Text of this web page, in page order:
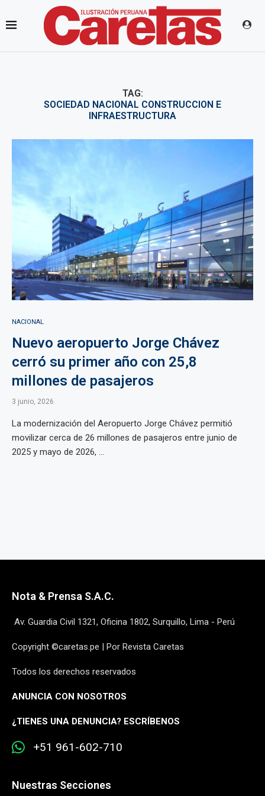
TAG:
SOCIEDAD NACIONAL CONSTRUCCION E
INFRAESTRUCTURA
NACIONAL
Nuevo aeropuerto Jorge Chávez
cerró su primer año con 25,8
millones de pasajeros
3 junio, 2026
La modernización del Aeropuerto Jorge Chávez permitió
movilizar cerca de 26 millones de pasajeros entre junio de
2025 y mayo de 2026, ...
Nota & Prensa S.A.C.
Av. Guardia Civil 1321, Oficina 1802, Surquillo, Lima - Perú
Copyright ©caretas.pe | Por Revista Caretas
Todos los derechos reservados
ANUNCIA CON NOSOTROS
¿TIENES UNA DENUNCIA? ESCRÍBENOS
+51 961-602-710
Nuestras Secciones